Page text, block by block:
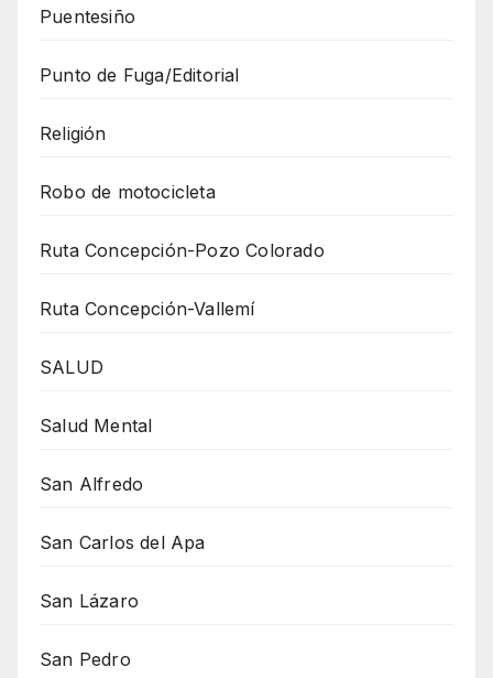
Puentesiño
Punto de Fuga/Editorial
Religión
Robo de motocicleta
Ruta Concepción-Pozo Colorado
Ruta Concepción-Vallemí
SALUD
Salud Mental
San Alfredo
San Carlos del Apa
San Lázaro
San Pedro